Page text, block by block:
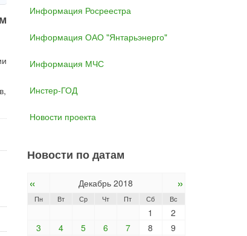
Информация Росреестра
Информация ОАО "Янтарьэнерго"
Информация МЧС
Инстер-ГОД
Новости проекта
Новости по датам
« Декабрь 2018 »
Пн Вт Ср Чт Пт Сб Вс
1
2
3
4 5 6 7 8
9